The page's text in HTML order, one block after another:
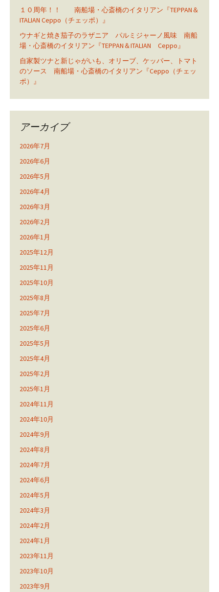
１０周年！！ 南船場・心斎橋のイタリアン『TEPPAN＆
ITALIAN Ceppo（チェッポ）』
ウナギと焼き茄子のラザニア パルミジャーノ風味 南船
場・心斎橋のイタリアン『TEPPAN＆ITALIAN Ceppo』
自家製ツナと新じゃがいも、オリーブ、ケッパー、トマト
のソース 南船場・心斎橋のイタリアン『Ceppo（チェッ
ポ）』
アーカイブ
2026年7月
2026年6月
2026年5月
2026年4月
2026年3月
2026年2月
2026年1月
2025年12月
2025年11月
2025年10月
2025年8月
2025年7月
2025年6月
2025年5月
2025年4月
2025年2月
2025年1月
2024年11月
2024年10月
2024年9月
2024年8月
2024年7月
2024年6月
2024年5月
2024年3月
2024年2月
2024年1月
2023年11月
2023年10月
2023年9月